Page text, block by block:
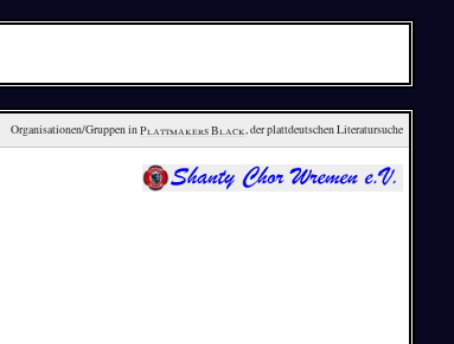
Organisationen/Gruppen in Plattmakers Black, der plattdeutschen Literatursuche